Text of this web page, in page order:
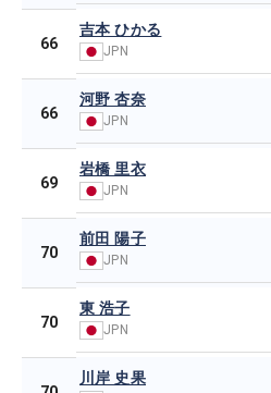
66
吉本 ひかる
JPN
66
河野 杏奈
JPN
69
岩橋 里衣
JPN
70
前田 陽子
JPN
70
東 浩子
JPN
川岸 史果